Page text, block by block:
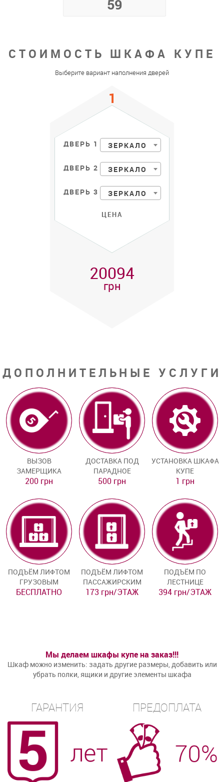
СТОИМОСТЬ ШКАФА КУПЕ
Выберите вариант наполнения дверей
ДВЕРЬ 1 ЗЕРКАЛО
ДВЕРЬ 2 ЗЕРКАЛО
ДВЕРЬ 3 ЗЕРКАЛО
ЦЕНА
20094
грн
ДОПОЛНИТЕЛЬНЫЕ УСЛУГИ
ВЫЗОВ
ЗАМЕРЩИКА
200 грн
ДОСТАВКА ПОД
ПАРАДНОЕ
500 грн
УСТАНОВКА ШКАФА
КУПЕ
1 грн
ПОДЪЁМ ЛИФТОМ
ГРУЗОВЫМ
БЕСПЛАТНО
ПОДЪЁМ ЛИФТОМ
ПАССАЖИРСКИМ
173 грн/ЭТАЖ
ПОДЪЁМ ПО
ЛЕСТНИЦЕ
394 грн/ЭТАЖ
Мы делаем шкафы купе на заказ!!!
Шкаф можно изменить: задать другие размеры, добавить или
убрать полки, ящики и другие элементы шкафа
ГАРАНТИЯ ПРЕДОПЛАТА